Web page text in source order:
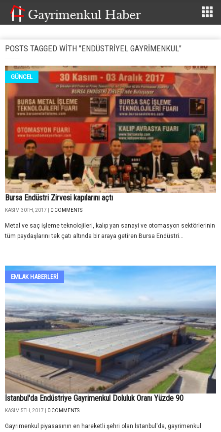
POSTS TAGGED WITH "ENDÜSTRIYEL GAYRIMENKUL"
GÜNCEL
Bursa Endüstri Zirvesi kapılarını açtı
KASIM 30TH, 2017 | 0 COMMENTS
Metal ve saç işleme teknolojileri, kalıp yan sanayi ve otomasyon sektörlerinin
tüm paydaşlarını tek çatı altında bir araya getiren Bursa Endüstri...
EMLAK HABERLERI
İstanbul'da Endüstriye Gayrimenkul Doluluk Oranı Yüzde 90
KASIM 5TH, 2017 | 0 COMMENTS
Gayrimenkul piyasasının en hareketli şehri olan İstanbul'da, gayrimenkul